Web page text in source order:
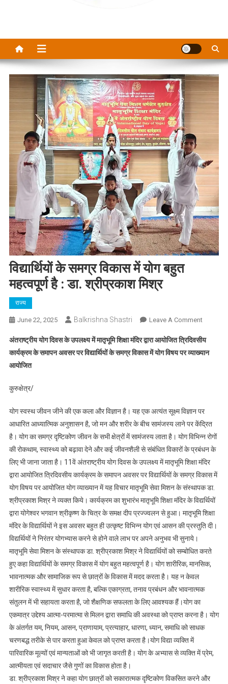
विद्यार्थियों के समग्र विकास में योग बहुत
महत्वपूर्ण है : डा. श्रीप्रकाश मिश्र
राज्य
June 22, 2025 Balkrishna Shastri Leave A CommentOn
के
समग्र
महत्वपूर्ण
है
:
डा.
श्रीप्रकाश
मिश्र
अंतराष्ट्रीय योग दिवस के उपलक्ष्य में मातृभूमि शिक्षा मंदिर द्वारा आयोजित त्रिदिवसीय
कार्यक्रम के समापन अवसर पर विद्यार्थियों के समग्र विकास में योग विषय पर व्याख्यान
आयोजित
कुरुक्षेत्र/
योग स्वस्थ जीवन जीने की एक कला और विज्ञान है। यह एक अत्यंत सूक्ष्म विज्ञान पर
आधारित आध्यात्मिक अनुशासन है, जो मन और शरीर के बीच सामंजस्य लाने पर केंद्रित
है। योग का समग्र दृष्टिकोण जीवन के सभी क्षेत्रों में सामंजस्य लाता है। योग विभिन्न रोगों
की रोकथाम, स्वास्थ्य को बढ़ावा देने और कई जीवनशैली से संबंधित विकारों के प्रबंधन के
लिए भी जाना जाता है। 11वें अंतराष्ट्रीय योग दिवस के उपलक्ष्य में मातृभूमि शिक्षा मंदिर
द्वारा आयोजित त्रिदिवसीय कार्यक्रम के समापन अवसर पर विद्यार्थियों के समग्र विकास में
योग विषय पर आयोजित योग व्याख्यान में यह विचार मातृभूमि सेवा मिशन के संस्थापक डा.
श्रीप्रकाश मिश्र ने व्यक्त किये। कार्यक्रम का शुभारंभ मातृभूमि शिक्षा मंदिर के विद्यर्थियों
द्वारा योगेश्वर भगवान श्रीकृष्ण के चित्र के समक्ष दीप प्रज्ज्वलन से हुआ। मातृभूमि शिक्षा
मंदिर के विद्यार्थियों ने इस अवसर बहुत ही उत्कृष्ट विभिन्न योग एवं आसन की प्रस्तुति दी।
विद्यर्थियों ने निरंतर योगभ्यास करने से होने वाले लाभ पर अपने अनुभव भी सुनाये।
मातृभूमि सेवा मिशन के संस्थापक डा. श्रीप्रकाश मिश्र ने विद्यार्थियों को सम्बोधित करते
हुए कहा विद्यार्थियों के समग्र विकास में योग बहुत महत्वपूर्ण है। योग शारीरिक, मानसिक,
भावनात्मक और सामाजिक रूप से छात्रों के विकास में मदद करता है। यह न केवल
शारीरिक स्वास्थ्य में सुधार करता है, बल्कि एकाग्रता, तनाव प्रबंधन और भावनात्मक
संतुलन में भी सहायता करता है, जो शैक्षणिक सफलता के लिए आवश्यक हैं।योग का
एकमात्र उद्देश्य आत्मा-परमात्मा से मिलन द्वारा समाधि की अवस्था को प्राप्त करना है। योग
के अंतर्गत यम, नियम, आसन, प्राणायाम, प्रत्याहार, धारणा, ध्यान, समाधि को साधक
चरणबद्ध तरीके से पार करता हुआ केवल को प्राप्त करता है।योग विद्या व्यक्ति में
पारिवारिक मूल्यों एवं मान्यताओं को भी जागृत करती है। योग के अभ्यास से व्यक्ति में प्रेम,
आत्मीयता एवं सदाचार जैसे गुणों का विकास होता है।
डा. श्रीप्रकाश मिश्र ने कहा योग छात्रों को सकारात्मक दृष्टिकोण विकसित करने और